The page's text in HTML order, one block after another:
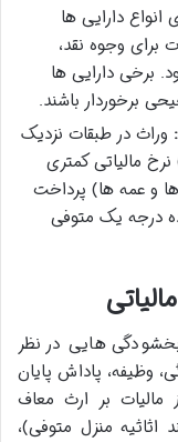
انواع دارایی ها
برای وجوه نقد،
برخی دارایی ها
برخوردار باشند.
وراث در طبقات نزدیک
نرخ مالیاتی کمتری
و عمه ها) پرداخت
درجه یک متوفی
هایی در نظر
وظیفه، پاداش پایان
بر ارث معاف
اثاثیه منزل متوفی)،